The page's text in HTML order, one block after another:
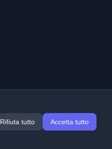
Rifiuta tutto Accetta tutto